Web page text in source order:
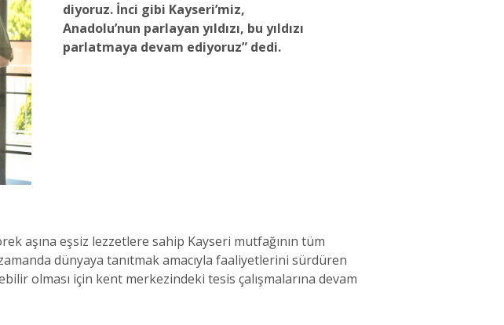
diyoruz. İnci gibi Kayseri’miz,
Anadolu’nun parlayan yıldızı, bu yıldızı
parlatmaya devam ediyoruz” dedi.
aşına eşsiz lezzetlere sahip Kayseri mutfağının tüm
dünyaya tanıtmak amacıyla faaliyetlerini sürdüren
olması için kent merkezindeki tesis çalışmalarına devam